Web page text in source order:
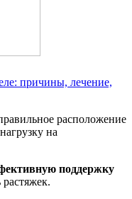
причины, лечение,
расположение
на
поддержку